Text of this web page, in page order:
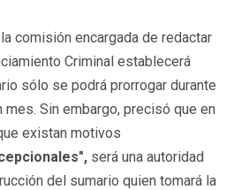
comisión encargada de redactar
Criminal establecerá
sólo se podrá prorrogar durante
mes. Sin embargo, precisó que en
existan motivos
será una autoridad
del sumario quien tomará la